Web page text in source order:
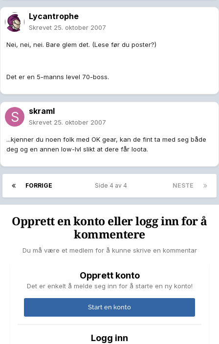
Lycantrophe
Skrevet 25. oktober 2007
Nei, nei, nei. Bare glem det. (Lese før du poster?)
Det er en 5-manns level 70-boss.
skraml
Skrevet 25. oktober 2007
...kjenner du noen folk med OK gear, kan de fint ta med seg både
deg og en annen low-lvl slikt at dere får loota.
FORRIGE NESTE
Side 4 av 4
Opprett en konto eller logg inn for å
kommentere
Du må være et medlem for å kunne skrive en kommentar
Opprett konto
Det er enkelt å melde seg inn for å starte en ny konto!
Start en konto
Logg inn